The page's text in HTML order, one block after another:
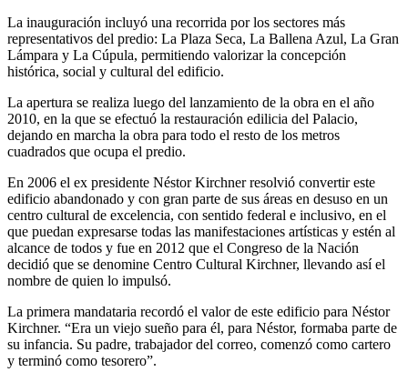
La inauguración incluyó una recorrida por los sectores más
representativos del predio: La Plaza Seca, La Ballena Azul, La Gran
Lámpara y La Cúpula, permitiendo valorizar la concepción
histórica, social y cultural del edificio.
La apertura se realiza luego del lanzamiento de la obra en el año
2010, en la que se efectuó la restauración edilicia del Palacio,
dejando en marcha la obra para todo el resto de los metros
cuadrados que ocupa el predio.
En 2006 el ex presidente Néstor Kirchner resolvió convertir este
edificio abandonado y con gran parte de sus áreas en desuso en un
centro cultural de excelencia, con sentido federal e inclusivo, en el
que puedan expresarse todas las manifestaciones artísticas y estén al
alcance de todos y fue en 2012 que el Congreso de la Nación
decidió que se denomine Centro Cultural Kirchner, llevando así el
nombre de quien lo impulsó.
La primera mandataria recordó el valor de este edificio para Néstor
Kirchner. “Era un viejo sueño para él, para Néstor, formaba parte de
su infancia. Su padre, trabajador del correo, comenzó como cartero
y terminó como tesorero”.